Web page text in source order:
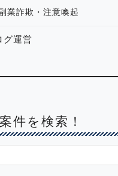
業詐欺・注意喚起
グ運営
件を検索！